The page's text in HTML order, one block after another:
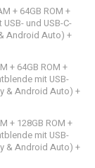
+ 64GB ROM +
und USB-C-
Android Auto) +
+ 64GB ROM +
mit USB-
& Android Auto) +
+ 128GB ROM +
mit USB-
& Android Auto) +